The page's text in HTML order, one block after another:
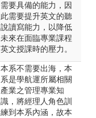
需要具備的能力，因
此需要提升英文的聽
說讀寫能力，以降低
未來在面臨專業課程
英文授課時的壓力。
本系不需要出海，本
系是學航運所屬相關
產業之管理專業知
識，將經理人角色訓
練到本系內涵，故本